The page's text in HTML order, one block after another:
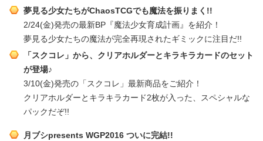
夢見る少女たちがChaosTCGでも魔法を振りまく!!
2/24(金)発売の最新BP『魔法少女育成計画』を紹介！
夢見る少女たちの魔法が完全再現されたギミックに注目だ!!
「スクコレ」から、クリアホルダーとキラキラカードのセット
が登場♪
3/10(金)発売の「スクコレ」最新商品をご紹介！
クリアホルダーとキラキラカード2枚が入った、スペシャルな
パックだぞ!!
月ブシpresents WGP2016 ついに完結!!